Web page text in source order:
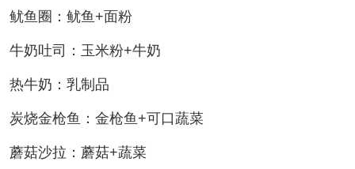
鱿鱼圈：鱿鱼+面粉
牛奶吐司：玉米粉+牛奶
热牛奶：乳制品
炭烧金枪鱼：金枪鱼+可口蔬菜
蘑菇沙拉：蘑菇+蔬菜